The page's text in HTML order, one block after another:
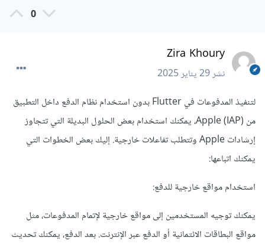
0
Zira Khoury
نشر29 يناير 2025
لتنفيذ المدفوعات في Flutter بدون استخدام نظام الدفع داخل التطبيق
من Apple (IAP)، يمكنك استخدام بعض الحلول البديلة التي تتجاوز
إرشادات Apple وتتطلب تفاعلات خارجية. إليك بعض الخطوات التي
يمكنك اتباعها:
استخدام مواقع خارجية للدفع:
يمكنك توجيه المستخدمين إلى مواقع خارجية لإتمام المدفوعات، مثل
مواقع البطاقات الائتمانية أو الدفع عبر الإنترنت. بعد الدفع، يمكنك تحديث